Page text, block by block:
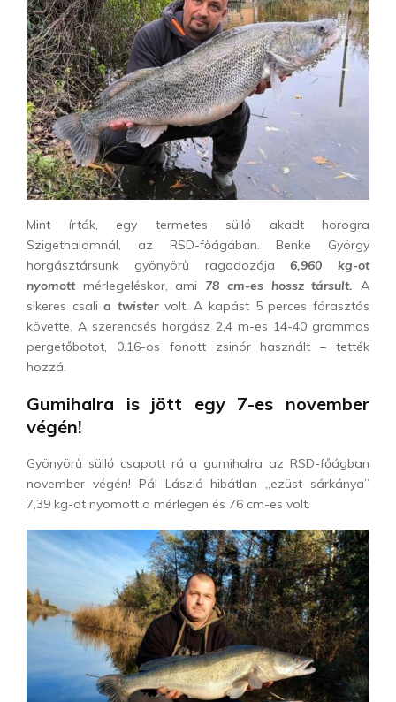
Mint írták, egy termetes süllő akadt horogra
Szigethalomnál, az RSD-főágában. Benke György
horgásztársunk gyönyörű ragadozója6,960 kg-ot
nyomottmérlegeléskor, ami 78 cm-es hossz társult. A
sikeres csalia twistervolt. A kapást 5 perces fárasztás
követte. A szerencsés horgász 2,4 m-es 14-40 grammos
pergetőbotot, 0.16-os fonott zsinór használt – tették
hozzá.
Gumihalra is jött egy 7-es november
végén!
Gyönyörű süllő csapott rá a gumihalra az RSD-főágban
november végén! Pál László hibátlan „ezüst sárkánya”
7,39 kg-ot nyomott a mérlegen és 76 cm-es volt.